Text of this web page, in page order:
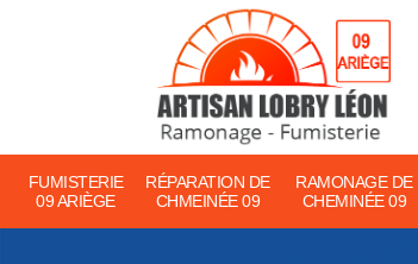
FUMISTERIE
09 ARIÈGE
RÉPARATION DE
CHMEINÉE 09
RAMONAGE DE
CHEMINÉE 09